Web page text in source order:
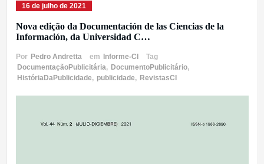
16 de julho de 2021
Nova edição da Documentación de las Ciencias de la
Información, da Universidad C…
Por Pedro Andretta em Informe-CI
Tag
DocumentaçãoPublicitária, DocumentoPublicitário,
HistóriaDaPublicidade, publicidade, RevistasCI